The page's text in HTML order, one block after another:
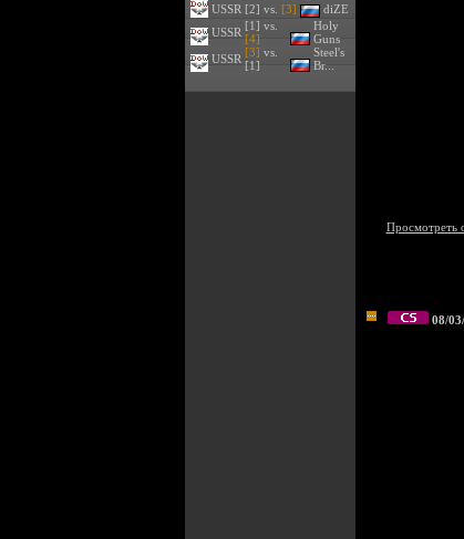
USSR [2] vs. [3]
diZE
USSR [1] vs.
[4]
Holy
Guns
USSR [3] vs.
[1]
Steel's
Br...
Просмотреть
08/